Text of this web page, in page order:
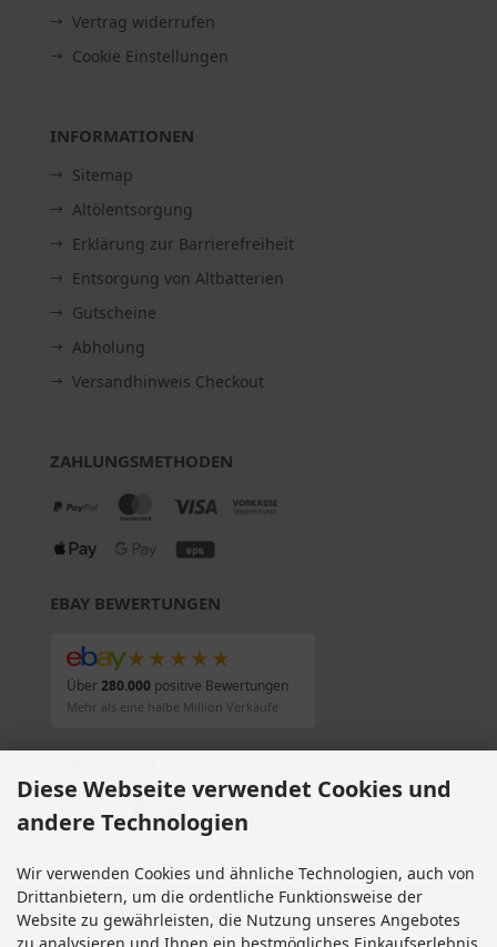
Vertrag widerrufen
Cookie Einstellungen
INFORMATIONEN
Sitemap
Altölentsorgung
Erklärung zur Barrierefreiheit
Entsorgung von Altbatterien
Gutscheine
Abholung
Versandhinweis Checkout
ZAHLUNGSMETHODEN
EBAY BEWERTUNGEN
★★★★★
Über280.000positive Bewertungen
Mehr als eine halbe Million Verkäufe
Alle Preise inkl. gesetzl. MwSt. zzgl. Versandkosten . Die durchgestrichenen Preise
entsprechen dem bisherigen Preis bei Motorradteile & Motorrad Ersatzteile.
Motorradteile & Motorrad Ersatzteile © 2026 | Template © 2009-2026 by modified
Diese Webseite verwendet Cookies und
andere Technologien
Wir verwenden Cookies und ähnliche Technologien, auch von
Drittanbietern, um die ordentliche Funktionsweise der
Website zu gewährleisten, die Nutzung unseres Angebotes